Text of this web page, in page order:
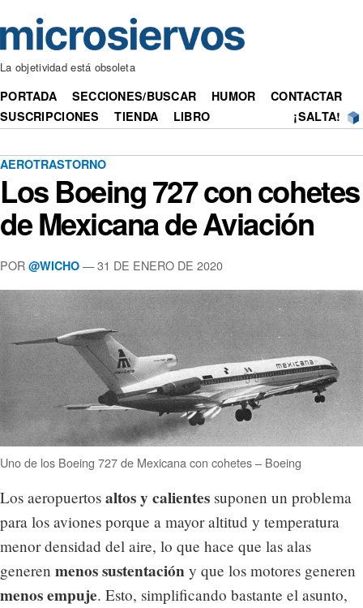
La objetividad está obsoleta
PORTADA SECCIONES/BUSCAR HUMOR
CONTACTAR
SUSCRIPCIONES
TIENDA LIBRO ¡SALTA!
AEROTRASTORNO
Los Boeing 727 con cohetes
de Mexicana de Aviación
POR @WICHO — 31 DE ENERO DE 2020
Uno de los Boeing 727 de Mexicana con cohetes – Boeing
Los aeropuertos altos y calientes suponen un problema
para los aviones porque a mayor altitud y temperatura
menor densidad del aire, lo que hace que las alas
generen menos sustentación y que los motores generen
menos empuje. Esto, simplificando bastante el asunto,